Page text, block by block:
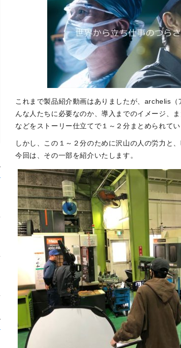
これまで製品紹介動画はありましたが、archelis（
んな人たちに必要なのか、導入までのイメージ、
などをストーリー仕立てで１～２分まとめられてい
しかし、この１～２分のために沢山の人の労力と
今回は、その一部を紹介いたします。